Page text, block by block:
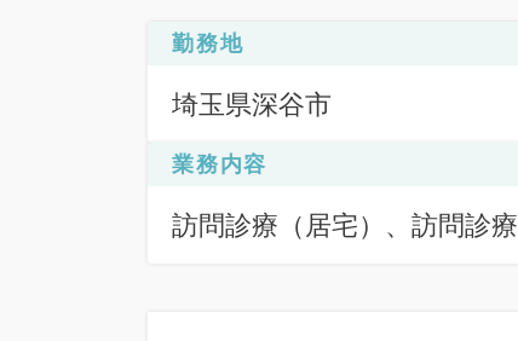
勤務地
埼玉県深谷市
業務内容
訪問診療（居宅）、訪問診療